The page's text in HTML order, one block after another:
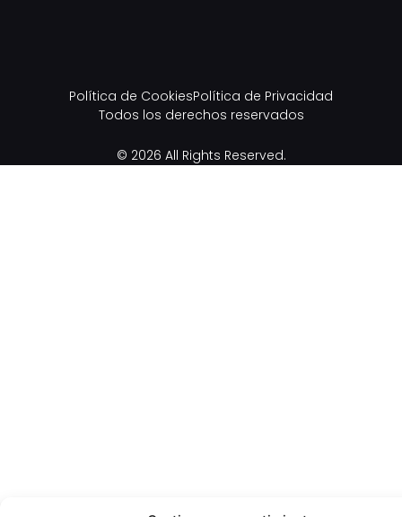
Política de CookiesPolítica de Privacidad
Todos los derechos reservados
© 2026 All Rights Reserved.